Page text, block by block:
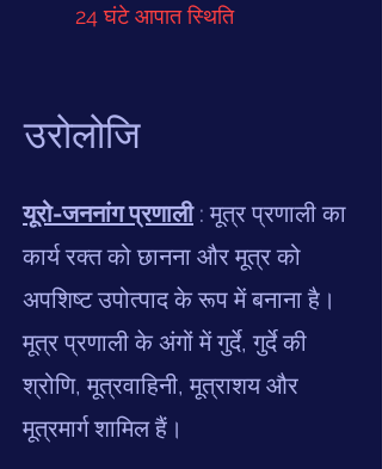
24 घंटे आपात स्थिति
उरोलोजि
यूरो-जननांग प्रणाली: मूत्र प्रणाली का
कार्य रक्त को छानना और मूत्र को
अपशिष्ट उपोत्पाद के रूप में बनाना है।
मूत्र प्रणाली के अंगों में गुर्दे, गुर्दे की
श्रोणि, मूत्रवाहिनी, मूत्राशय और
मूत्रमार्ग शामिल हैं।